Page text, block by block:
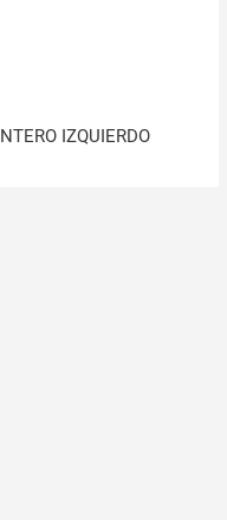
IZQUIERDO